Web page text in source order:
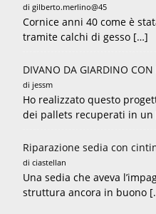
di gilberto.merlino@45
Cornice anni 40 come è
tramite calchi di gesso […]
DIVANO DA GIARDINO CON
di jessm
Ho realizzato questo
dei pallets recuperati in
Riparazione sedia con
di ciastellan
Una sedia che aveva
struttura ancora in buono